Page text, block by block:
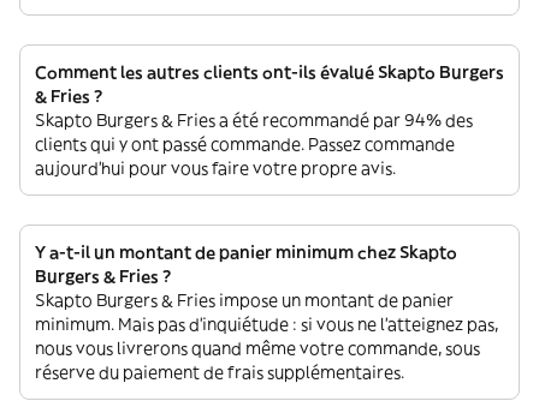
Comment les autres clients ont-ils évalué Skapto Burgers
& Fries ?
Skapto Burgers & Fries a été recommandé par 94% des
clients qui y ont passé commande. Passez commande
aujourd'hui pour vous faire votre propre avis.
Y a-t-il un montant de panier minimum chez Skapto
Burgers & Fries ?
Skapto Burgers & Fries impose un montant de panier
minimum. Mais pas d'inquiétude : si vous ne l'atteignez pas,
nous vous livrerons quand même votre commande, sous
réserve du paiement de frais supplémentaires.